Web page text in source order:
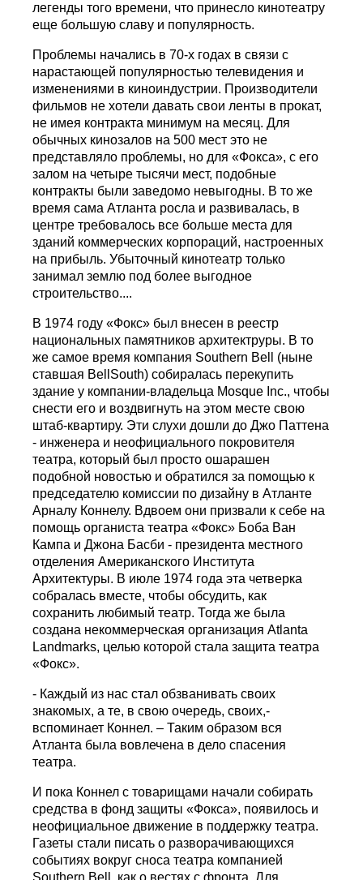
легенды того времени, что принесло кинотеатру
еще большую славу и популярность.
Проблемы начались в 70-х годах в связи с
нарастающей популярностью телевидения и
изменениями в киноиндустрии. Производители
фильмов не хотели давать свои ленты в прокат,
не имея контракта минимум на месяц. Для
обычных кинозалов на 500 мест это не
представляло проблемы, но для «Фокса», с его
залом на четыре тысячи мест, подобные
контракты были заведомо невыгодны. В то же
время сама Атланта росла и развивалась, в
центре требовалось все больше места для
зданий коммерческих корпораций, настроенных
на прибыль. Убыточный кинотеатр только
занимал землю под более выгодное
строительство....
В 1974 году «Фокс» был внесен в реестр
национальных памятников архитектруры. В то
же самое время компания Southern Bell (ныне
ставшая BellSouth) собиралась перекупить
здание у компании-владельца Mosque Inc., чтобы
снести его и воздвигнуть на этом месте свою
штаб-квартиру. Эти слухи дошли до Джо Паттена
- инженера и неофициального покровителя
театра, который был просто ошарашен
подобной новостью и обратился за помощью к
председателю комиссии по дизайну в Атланте
Арналу Коннелу. Вдвоем они призвали к себе на
помощь органиста театра «Фокс» Боба Ван
Кампа и Джона Басби - президента местного
отделения Американского Института
Архитектуры. В июле 1974 года эта четверка
собралась вместе, чтобы обсудить, как
сохранить любимый театр. Тогда же была
создана некоммерческая организация Atlanta
Landmarks, целью которой стала защита театра
«Фокс».
- Каждый из нас стал обзванивать своих
знакомых, а те, в свою очередь, своих,-
вспоминает Коннел. – Таким образом вся
Атланта была вовлечена в дело спасения
театра.
И пока Коннел с товарищами начали собирать
средства в фонд защиты «Фокса», появилось и
неофициальное движение в поддержку театра.
Газеты стали писать о разворачивающихся
событиях вокруг сноса театра компанией